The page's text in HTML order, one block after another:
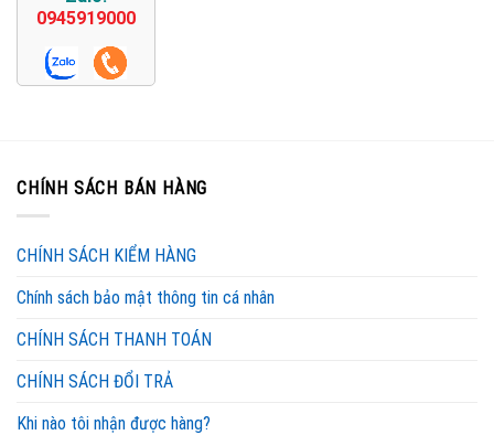
0945919000
CHÍNH SÁCH BÁN HÀNG
CHÍNH SÁCH KIỂM HÀNG
Chính sách bảo mật thông tin cá nhân
CHÍNH SÁCH THANH TOÁN
CHÍNH SÁCH ĐỔI TRẢ
Khi nào tôi nhận được hàng?